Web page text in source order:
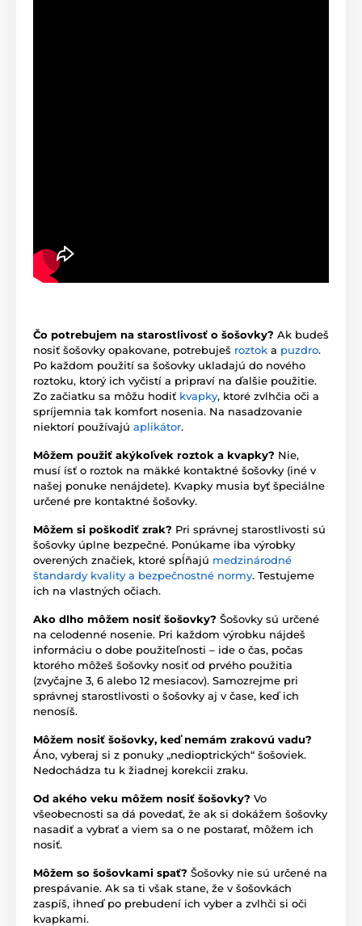
Čo potrebujem na starostlivosť o šošovky? Ak budeš
nosiť šošovky opakovane, potrebuješ roztok a puzdro.
Po každom použití sa šošovky ukladajú do nového
roztoku, ktorý ich vyčistí a pripraví na ďalšie použitie.
Zo začiatku sa môžu hodiť kvapky, ktoré zvlhčia oči a
spríjemnia tak komfort nosenia. Na nasadzovanie
niektorí používajú aplikátor.
Môžem použiť akýkoľvek roztok a kvapky? Nie,
musí ísť o roztok na mäkké kontaktné šošovky (iné v
našej ponuke nenájdete). Kvapky musia byť špeciálne
určené pre kontaktné šošovky.
Môžem si poškodiť zrak? Pri správnej starostlivosti sú
šošovky úplne bezpečné. Ponúkame iba výrobky
overených značiek, ktoré spĺňajú medzinárodné
štandardy kvality a bezpečnostné normy. Testujeme
ich na vlastných očiach.
Ako dlho môžem nosiť šošovky? Šošovky sú určené
na celodenné nosenie. Pri každom výrobku nájdeš
informáciu o dobe použiteľnosti – ide o čas, počas
ktorého môžeš šošovky nosiť od prvého použitia
(zvyčajne 3, 6 alebo 12 mesiacov). Samozrejme pri
správnej starostlivosti o šošovky aj v čase, keď ich
nenosíš.
Môžem nosiť šošovky, keď nemám zrakovú vadu?
Áno, vyberaj si z ponuky „nedioptrických“ šošoviek.
Nedochádza tu k žiadnej korekcii zraku.
Od akého veku môžem nosiť šošovky? Vo
všeobecnosti sa dá povedať, že ak si dokážem šošovky
nasadiť a vybrať a viem sa o ne postarať, môžem ich
nosiť.
Môžem so šošovkami spať? Šošovky nie sú určené na
prespávanie. Ak sa ti však stane, že v šošovkách
zaspíš, ihneď po prebudení ich vyber a zvlhči si oči
kvapkami.